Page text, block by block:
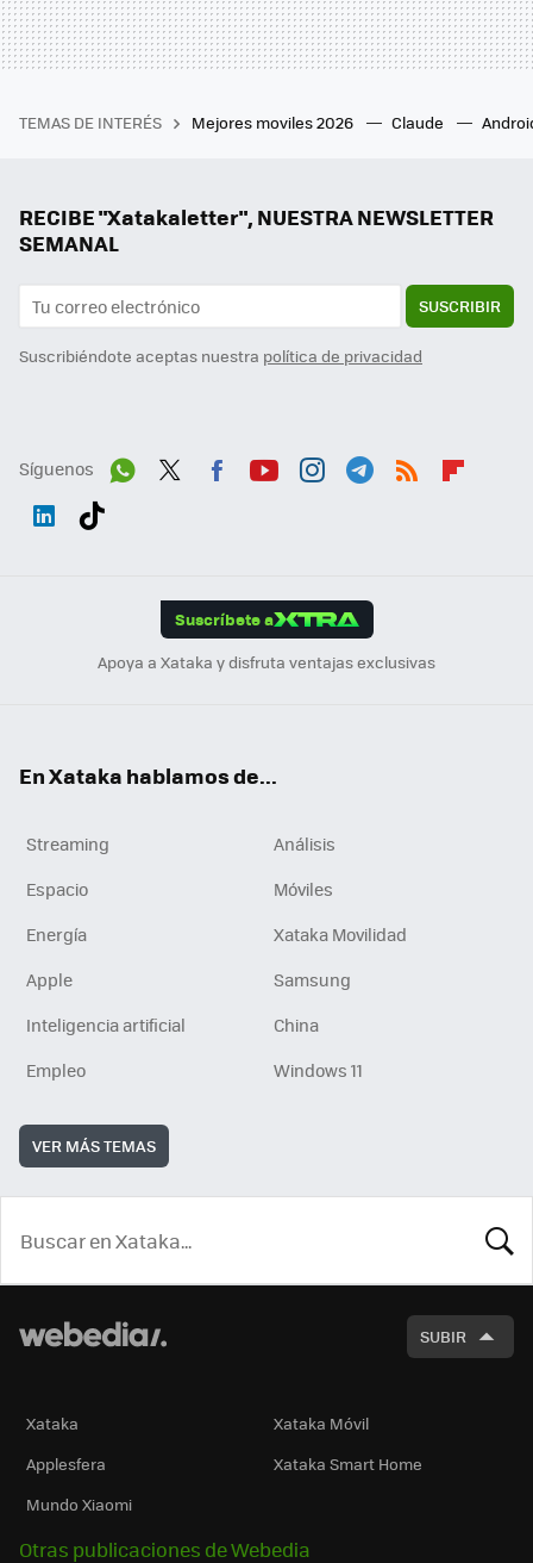
TEMAS DE INTERÉS Mejores moviles 2026 Claude
RECIBE "Xatakaletter", NUESTRA NEWSLETTER
SEMANAL
SUSCRIBIR
Suscribiéndote aceptas nuestra política de privacidad
Síguenos
Suscríbete a
Apoya a Xataka y disfruta ventajas exclusivas
En Xataka hablamos de...
Streaming
Análisis
Espacio
Móviles
Energía
Xataka Movilidad
Apple
Samsung
Inteligencia artificial
China
Empleo
Windows 11
VER MÁS TEMAS
SUBIR
Xataka
Xataka Móvil
Applesfera
Xataka Smart Home
Mundo Xiaomi
Otras publicaciones de Webedia